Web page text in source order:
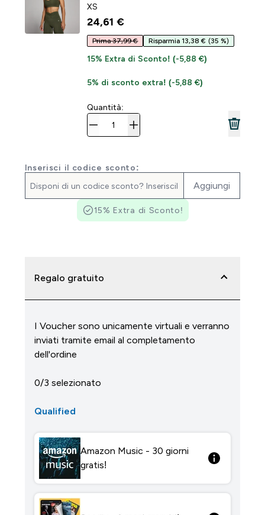
XS
24,61 €‎
Prima 37,99 € Risparmia 13,38 € (35 %)
15% Extra di Sconto! (-5,88 €)
5% di sconto extra! (-5,88 €)
Quantità:
Inserisci il codice sconto:
Aggiungi
15% Extra di Sconto!
Regalo gratuito
I Voucher sono unicamente virtuali e verranno
inviati tramite email al completamento
dell'ordine
0/3 selezionato
Qualified
Amazon Music - 30 giorni
gratis!